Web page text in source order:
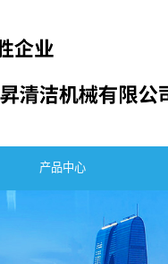
产品中心